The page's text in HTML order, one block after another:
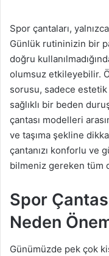
Spor çantaları,
Günlük rutininizin bir
doğru
olumsuz etkileyebilir.
sorusu, sadece
sağlıklı bir beden
çantası modelleri
ve taşıma şekline
çantanızı konforlu ve
bilmeniz gereken tüm
Spor
Neden
Günümüzde pek çok